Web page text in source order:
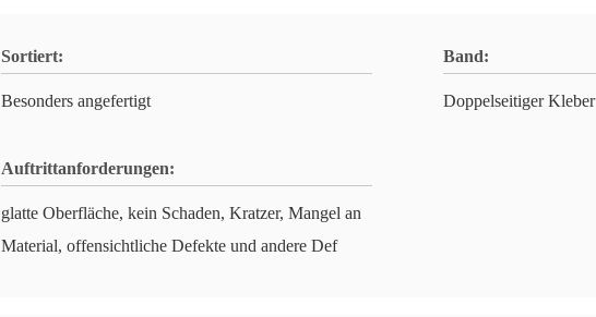
Sortiert:
Besonders angefertigt
Band:
Doppelseitiger Kleber
Auftrittanforderungen:
glatte Oberfläche, kein Schaden, Kratzer, Mangel an
Material, offensichtliche Defekte und andere Def